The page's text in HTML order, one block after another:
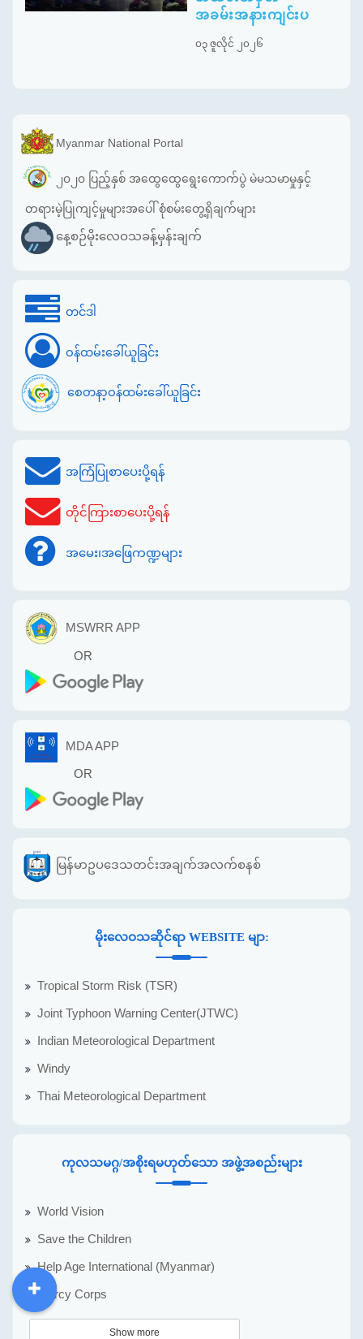
အခမ်းအနားကျင်းပ
၀၃ ဇူလိုင် ၂၀၂၆
Myanmar National Portal
၂၀၂၀ ပြည့်နှစ် အထွေထွေရွေးကောက်ပွဲ မဲမသမာမှုနှင့်
တရားမဲ့ပြုကျင့်မှုများအပေါ် စုံစမ်းတွေ့ရှိချက်များ
နေ့စဉ်မိုးလေဝသခန့်မှန်းချက်
တင်ဒါ
ဝန်ထမ်းခေါ်ယူခြင်း
စေတနာ့ဝန်ထမ်းခေါ်ယူခြင်း
အကြံပြုစာပေးပို့ရန်
တိုင်ကြားစာပေးပို့ရန်
အမေး၊အဖြေကဏ္ဍများ
MSWRR APP
OR
MDA APP
OR
မြန်မာဥပဒေသတင်းအချက်အလက်စနစ်
မိုးလေဝသဆိုင်ရာ WEBSITE မျာ:
Tropical Storm Risk (TSR)
Joint Typhoon Warning Center(JTWC)
Indian Meteorological Department
Windy
Thai Meteorological Department
ကုလသမဂ္ဂ/အစိုးရမဟုတ်သော အဖွဲ့အစည်းများ
World Vision
Save the Children
Help Age International (Myanmar)
Mercy Corps
Show more
DDM